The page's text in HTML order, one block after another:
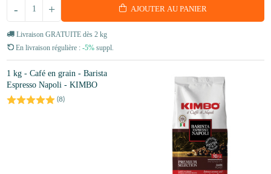
+
- AJOUTER AU PANIER
Livraison GRATUITE dès 2 kg
En livraison régulière : -5% suppl.
1 kg - Café en grain - Barista
Espresso Napoli - KIMBO
(8)